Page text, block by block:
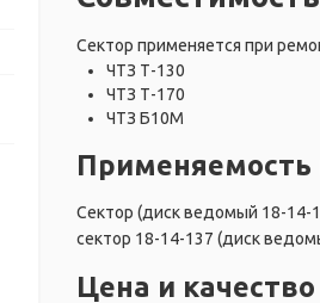
Сектор применяется при
ЧТЗ Т-130
ЧТЗ Т-170
ЧТЗ Б10М
Применяемость
Сектор (диск ведомый 18-14-
сектор 18-14-137 (диск
Цена и качество